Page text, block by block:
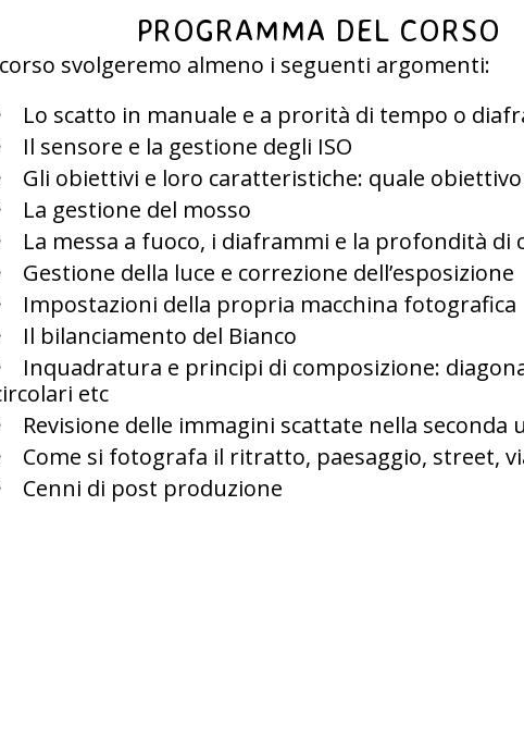
PROGRAMMA DEL CORSO
svolgeremo almeno i seguenti argomenti:
Lo scatto in manuale e a prorità di tempo o
Il sensore e la gestione degli ISO
Gli obiettivi e loro caratteristiche: quale
La gestione del mosso
La messa a fuoco, i diaframmi e la profondità di
Gestione della luce e correzione dell’esposizione
Impostazioni della propria macchina fotografica
Il bilanciamento del Bianco
Inquadratura e principi di composizione:
etc
Revisione delle immagini scattate nella seconda
Come si fotografa il ritratto, paesaggio, street,
Cenni di post produzione